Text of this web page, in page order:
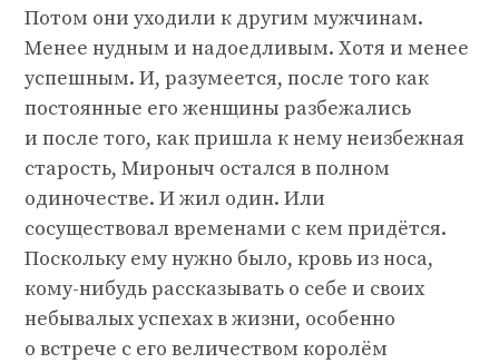
Потом они уходили к другим мужчинам.
Менее нудным и надоедливым. Хотя и менее
успешным. И, разумеется, после того как
постоянные его женщины разбежались
и после того, как пришла к нему неизбежная
старость, Мироныч остался в полном
одиночестве. И жил один. Или
сосуществовал временами с кем придётся.
Поскольку ему нужно было, кровь из носа,
кому-нибудь рассказывать о себе и своих
небывалых успехах в жизни, особенно
о встрече с его величеством королём